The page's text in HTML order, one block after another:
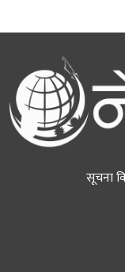
सूचना